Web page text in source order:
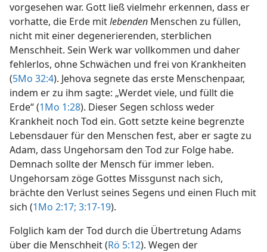
vorgesehen war. Gott ließ vielmehr erkennen, dass er
vorhatte, die Erde mitlebenden Menschen zu füllen,
nicht mit einer degenerierenden, sterblichen
Menschheit. Sein Werk war vollkommen und daher
fehlerlos, ohne Schwächen und frei von Krankheiten
(5Mo 32:4). Jehova segnete das erste Menschenpaar,
indem er zu ihm sagte: „Werdet viele, und füllt die
Erde“ (1Mo 1:28). Dieser Segen schloss weder
Krankheit noch Tod ein. Gott setzte keine begrenzte
Lebensdauer für den Menschen fest, aber er sagte zu
Adam, dass Ungehorsam den Tod zur Folge habe.
Demnach sollte der Mensch für immer leben.
Ungehorsam zöge Gottes Missgunst nach sich,
brächte den Verlust seines Segens und einen Fluch mit
sich (1Mo 2:17; 3:17-19).
Folglich kam der Tod durch die Übertretung Adams
über die Menschheit (Rö 5:12). Wegen der